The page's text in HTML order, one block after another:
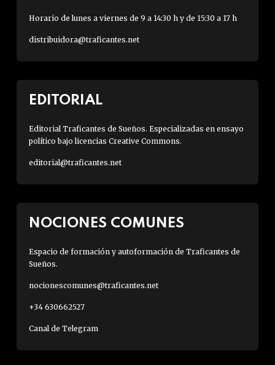
Horario de lunes a viernes de 9 a 14:30 h y de 15:30 a 17 h
distribuidora@traficantes.net
EDITORIAL
Editorial Traficantes de Sueños. Especializadas en ensayo
político bajo licencias Creative Commons.
editorial@traficantes.net
NOCIONES COMUNES
Espacio de formación y autoformación de Traficantes de
Sueños.
nocionescomunes@traficantes.net
+34 630662527
Canal de Telegram